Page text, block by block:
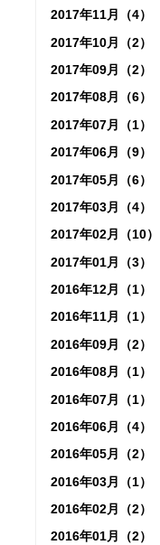
2017年11月（4）
2017年10月（2）
2017年09月（2）
2017年08月（6）
2017年07月（1）
2017年06月（9）
2017年05月（6）
2017年03月（4）
2017年02月（10）
2017年01月（3）
2016年12月（1）
2016年11月（1）
2016年09月（2）
2016年08月（1）
2016年07月（1）
2016年06月（4）
2016年05月（2）
2016年03月（1）
2016年02月（2）
2016年01月（2）